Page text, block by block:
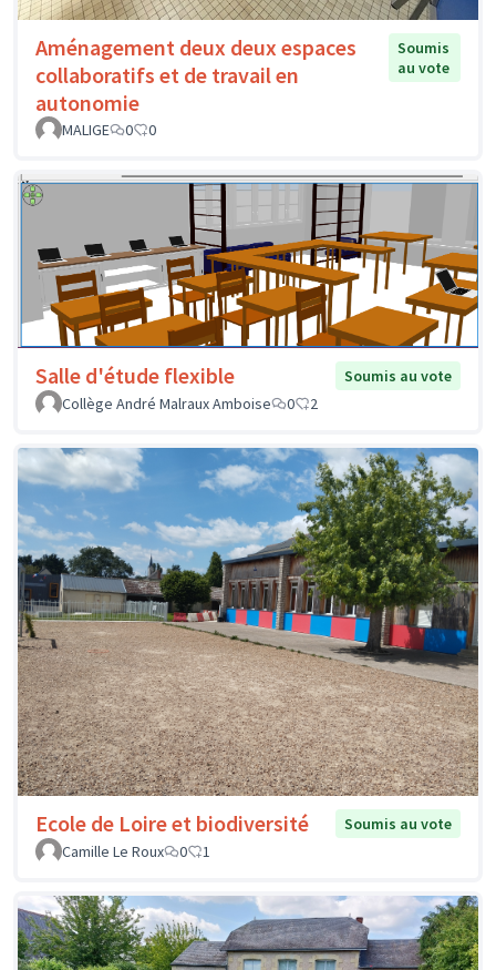
Aménagement deux deux espaces
collaboratifs et de travail en
autonomie
Soumis
au vote
MALIGE 0 0
Salle d'étude flexible
Soumis au vote
Collège André Malraux Amboise
0 2
Ecole de Loire et biodiversité
Soumis au vote
Camille Le Roux
0 1